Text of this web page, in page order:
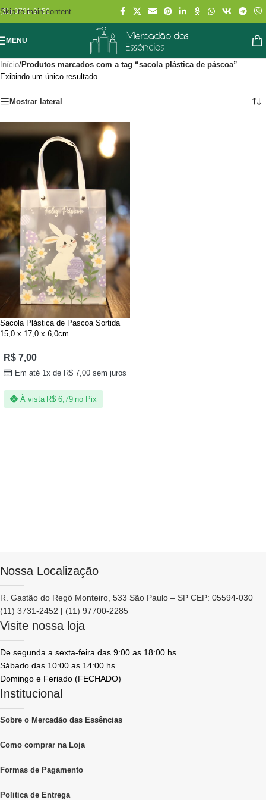
Skip to main content
(11) 3731-2452
MENU
Início/Produtos marcados com a tag “sacola plástica de páscoa”
Exibindo um único resultado
Mostrar lateral
Sacola Plástica de Pascoa Sortida
15,0 x 17,0 x 6,0cm
R$ 7,00
Em até 1x de R$7,00sem juros
À vista R$6,79 no Pix
Nossa Localização
R. Gastão do Regô Monteiro, 533 São Paulo – SP CEP: 05594-030
(11) 3731-2452 | (11) 97700-2285
Visite nossa loja
De segunda a sexta-feira das 9:00 as 18:00 hs
Sábado das 10:00 as 14:00 hs
Domingo e Feriado (FECHADO)
Institucional
Sobre o Mercadão das Essências
Como comprar na Loja
Formas de Pagamento
Politica de Entrega